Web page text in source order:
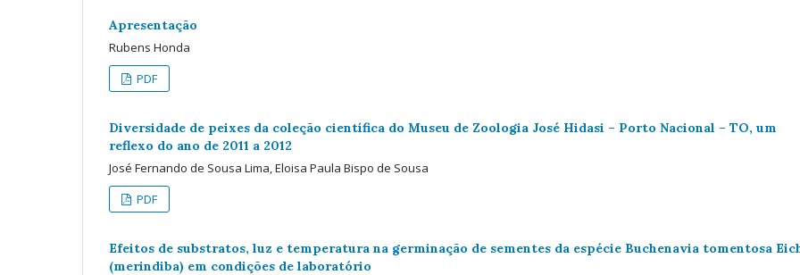
Apresentação
Rubens Honda
PDF
Diversidade de peixes da coleção científica do Museu de Zoologia José Hidasi – Porto Nacional – TO, um
reflexo do ano de 2011 a 2012
José Fernando de Sousa Lima, Eloisa Paula Bispo de Sousa
PDF
Efeitos de substratos, luz e temperatura na germinação de sementes da espécie Buchenavia tomentosa
(merindiba) em condições de laboratório